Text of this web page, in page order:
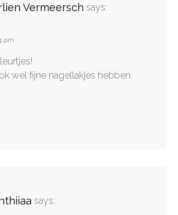
Vermeersch says:
pm
wel fijne nagellakjes hebben
says: